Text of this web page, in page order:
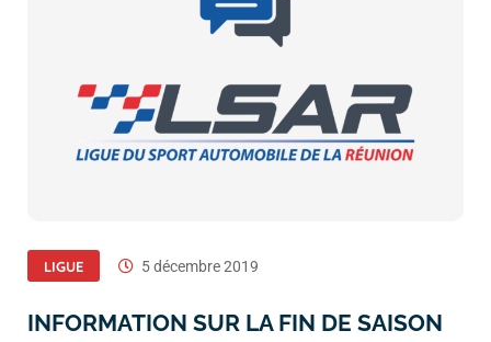
LIGUE 5 décembre 2019
INFORMATION SUR LA FIN DE SAISON